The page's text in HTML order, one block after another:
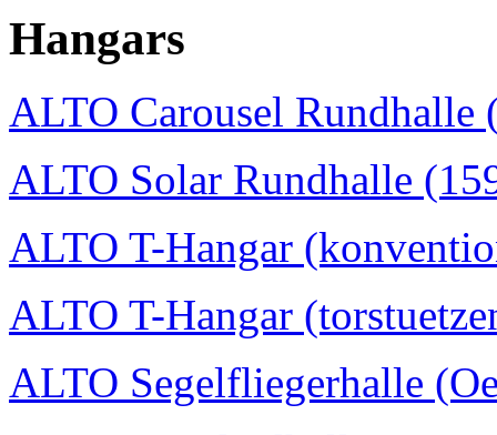
Hangars
ALTO Carousel Rundhalle
ALTO Solar Rundhalle
ALTO T-Hangar
ALTO T-Hangar
ALTO Segelfliegerhalle